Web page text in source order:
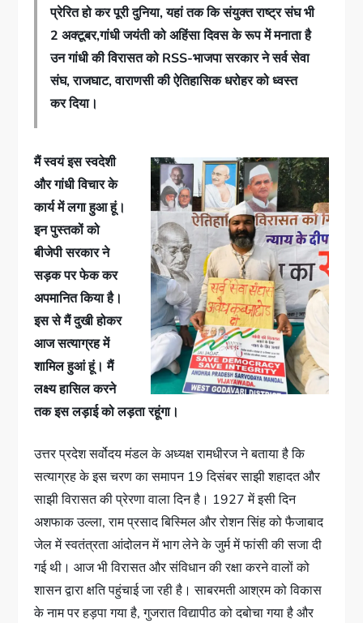
प्रेरित हो कर पूरी दुनिया, यहां तक कि संयुक्त राष्ट्र संघ भी
2 अक्टूबर,गांधी जयंती को अहिंसा दिवस के रूप में मनाता है
उन गांधी की विरासत को RSS-भाजपा सरकार ने सर्व सेवा
संघ, राजघाट, वाराणसी की ऐतिहासिक धरोहर को ध्वस्त
कर दिया।
मैं स्वयं इस स्वदेशी
और गांधी विचार के
कार्य में लगा हुआ हूं।
इन पुस्तकों को
बीजेपी सरकार ने
सड़क पर फेक कर
अपमानित किया है।
इस से मैं दुखी होकर
आज सत्याग्रह में
शामिल हुआं हूं। मैं
लक्ष्य हासिल करने
तक इस लड़ाई को लड़ता रहूंगा।
उत्तर प्रदेश सर्वोदय मंडल के अध्यक्ष रामधीरज ने बताया है कि
सत्याग्रह के इस चरण का समापन 19 दिसंबर साझी शहादत और
साझी विरासत की प्रेरणा वाला दिन है। 1927 में इसी दिन
अशफाक उल्ला, राम प्रसाद बिस्मिल और रोशन सिंह को फैजाबाद
जेल में स्वतंत्रता आंदोलन में भाग लेने के जुर्म में फांसी की सजा दी
गई थी। आज भी विरासत और संविधान की रक्षा करने वालों को
शासन द्वारा क्षति पहुंचाई जा रही है। साबरमती आश्रम को विकास
के नाम पर हड़पा गया है, गुजरात विद्यापीठ को दबोचा गया है और